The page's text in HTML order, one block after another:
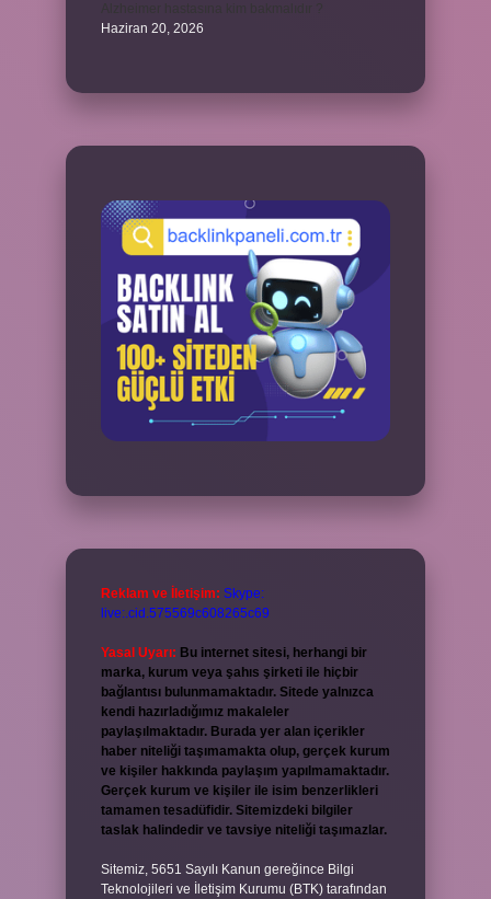
Haziran 20, 2026
Reklam ve İletişim: Skype:
live:.cid.575569c608265c69
Yasal Uyarı: Bu internet sitesi, herhangi bir
marka, kurum veya şahıs şirketi ile hiçbir
bağlantısı bulunmamaktadır. Sitede yalnızca
kendi hazırladığımız makaleler
paylaşılmaktadır. Burada yer alan içerikler
haber niteliği taşımamakta olup, gerçek kurum
ve kişiler hakkında paylaşım yapılmamaktadır.
Gerçek kurum ve kişiler ile isim benzerlikleri
tamamen tesadüfidir. Sitemizdeki bilgiler
taslak halindedir ve tavsiye niteliği taşımazlar.
Sitemiz, 5651 Sayılı Kanun gereğince Bilgi
Teknolojileri ve İletişim Kurumu (BTK) tarafından